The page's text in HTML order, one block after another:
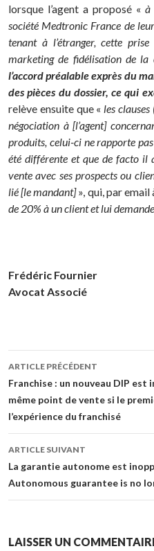
lorsque l’agent a proposé «à
société Medtronic France de
tenant à l’étranger, cette
marketing de fidélisation de la
l’accord préalable exprès du
des pièces du dossier, ce qui
relève ensuite que « les
négociation à [l’agent]
produits, celui-ci ne rapporte
été différente et que de facto il
vente avec ses prospects ou
lié [le mandant]», qui, par email
de 20% à un client et lui
Frédéric Fournier
Avocat Associé
Navigation
des
articles
ARTICLE PRÉCÉDENT
Franchise : un nouveau DIP
même point de vente si le
l’expérience du franchisé
ARTICLE SUIVANT
La garantie autonome est
Autonomous guarantee is no
LAISSER UN